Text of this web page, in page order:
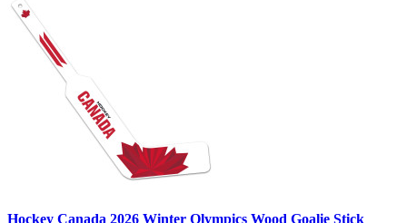
Hockey Canada 2026 Winter Olympics Wood Goalie Stick